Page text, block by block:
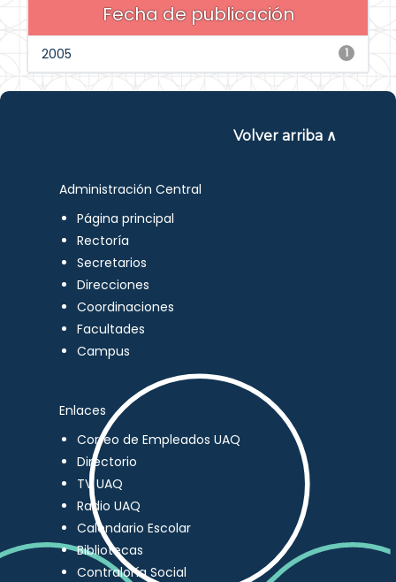
Fecha de publicación
1
2005
Volver arriba ∧
Administración Central
Página principal
Rectoría
Secretarios
Direcciones
Coordinaciones
Facultades
Campus
Enlaces
Correo de Empleados UAQ
Directorio
TV UAQ
Radio UAQ
Calendario Escolar
Bibliotecas
Contraloría Social